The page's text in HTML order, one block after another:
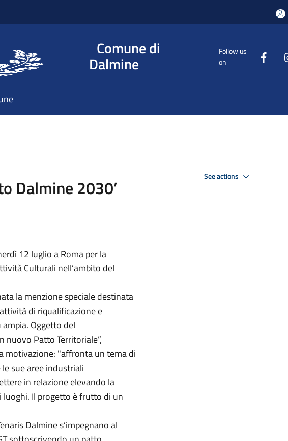
Comune di
Dalmine
Follow us
on
Dalmine 2030’
12 luglio a Roma per la
Culturali nell’ambito del
la menzione speciale destinata
di riqualificazione e
Oggetto del
Patto Territoriale”,
motivazione: "affronta un tema di
sue aree industriali
in relazione elevando la
Il progetto è frutto di un
Dalmine s’impegnano al
See actions